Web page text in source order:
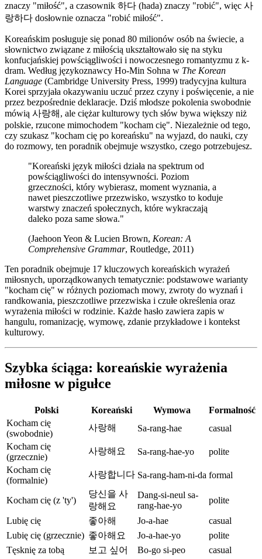
znaczy "miłość", a czasownik 하다 (hada) znaczy "robić", więc 사
랑하다 dosłownie oznacza "robić miłość".
Koreańskim posługuje się ponad 80 milionów osób na świecie, a
słownictwo związane z miłością ukształtowało się na styku
konfucjańskiej powściągliwości i nowoczesnego romantyzmu z k-
dram. Według językoznawcy Ho-Min Sohna w The Korean
Language (Cambridge University Press, 1999) tradycyjna kultura
Korei sprzyjała okazywaniu uczuć przez czyny i poświęcenie, a nie
przez bezpośrednie deklaracje. Dziś młodsze pokolenia swobodnie
mówią 사랑해, ale ciężar kulturowy tych słów bywa większy niż
polskie, rzucone mimochodem "kocham cię". Niezależnie od tego,
czy szukasz "kocham cię po koreańsku" na wyjazd, do nauki, czy
do rozmowy, ten poradnik obejmuje wszystko, czego potrzebujesz.
"Koreański język miłości działa na spektrum od
powściągliwości do intensywności. Poziom
grzeczności, który wybierasz, moment wyznania, a
nawet pieszczotliwe przezwisko, wszystko to koduje
warstwy znaczeń społecznych, które wykraczają
daleko poza same słowa."
(Jaehoon Yeon & Lucien Brown, Korean: A
Comprehensive Grammar, Routledge, 2011)
Ten poradnik obejmuje 17 kluczowych koreańskich wyrażeń
miłosnych, uporządkowanych tematycznie: podstawowe warianty
"kocham cię" w różnych poziomach mowy, zwroty do wyznań i
randkowania, pieszczotliwe przezwiska i czułe określenia oraz
wyrażenia miłości w rodzinie. Każde hasło zawiera zapis w
hangulu, romanizację, wymowę, zdanie przykładowe i kontekst
kulturowy.
Szybka ściąga: koreańskie wyrażenia
miłosne w pigułce
Polski Koreański Wymowa
Formalność
Kocham cię
(swobodnie)
사랑해 Sa-rang-hae
casual
Kocham cię
(grzecznie)
사랑해요 Sa-rang-hae-yo
polite
Kocham cię
(formalnie)
사랑합니다 Sa-rang-ham-ni-da formal
Kocham cię (z 'ty')
당신을 사
랑해요
Dang-si-neul sa-
rang-hae-yo
polite
Lubię cię 좋아해 Jo-a-hae
casual
Lubię cię (grzecznie) 좋아해요 Jo-a-hae-yo
polite
Tęsknię za tobą
보고 싶어 Bo-go si-peo
casual